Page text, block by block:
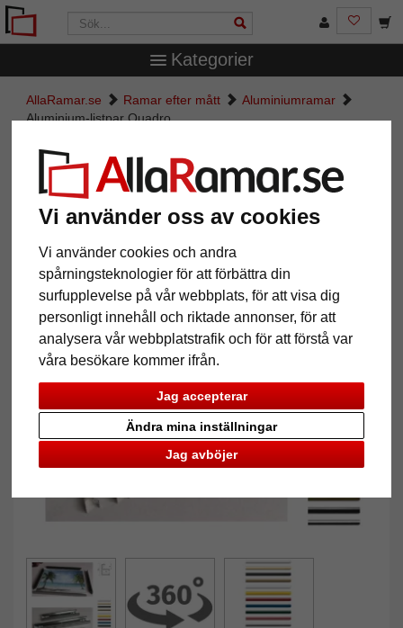
Vi använder oss av cookies
Vi använder cookies och andra
spårningsteknologier för att förbättra din
surfupplevelse på vår webbplats, för att visa dig
personligt innehåll och riktade annonser, för att
analysera vår webbplatstrafik och för att förstå var
våra besökare kommer ifrån.
Jag accepterar
Jag avböjer
Ändra mina inställningar
Kategorier
AllaRamar.se Ramar efter mått
Aluminiumramar
Aluminium-listpar Quadro
Aluminium-listpar Quadro